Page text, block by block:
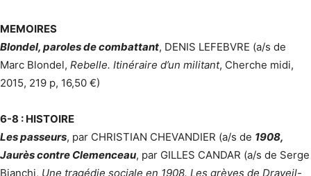
MEMOIRES
Blondel, paroles de combattant, DENIS LEFEBVRE (a/s de
Marc Blondel, Rebelle. Itinéraire d’un militant, Cherche midi,
2015, 219 p, 16,50 €)
6-8 : HISTOIRE
Les passeurs, par CHRISTIAN CHEVANDIER (a/s de 1908,
Jaurès contre Clemenceau, par GILLES CANDAR (a/s de Serge
Bianchi, Une tragédie sociale en 1908. Les grèves de Draveil-